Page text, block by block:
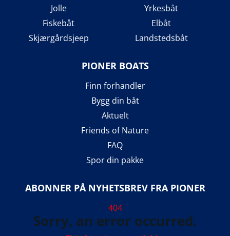
Jolle
Fiskebåt
Skjærgårdsjeep
Yrkesbåt
Elbåt
Landstedsbåt
PIONER BOATS
Finn forhandler
Bygg din båt
Aktuelt
Friends of Nature
FAQ
Spor din pakke
ABONNER PÅ NYHETSBREV FRA PIONER
404
Sorry, an error occurred.